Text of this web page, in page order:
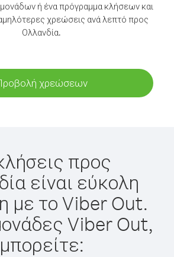
ή ένα πρόγραμμα κλήσεων και
χρεώσεις ανά λεπτό προς
Ολλανδία.
χρεώσεων
προς
είναι εύκολη
με το Viber Out.
Viber Out,
μπορείτε: